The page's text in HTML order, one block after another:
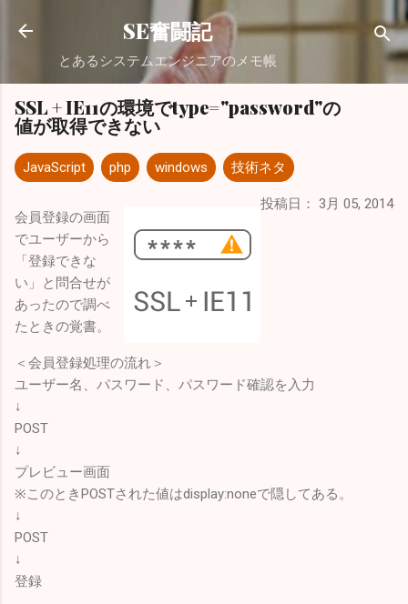
スキップしてメイン コンテンツに移動
SE奮闘記
とあるシステムエンジニアのメモ帳
SSL + IE11の環境でtype="password"の
値が取得できない
JavaScript php windows 技術ネタ
投稿日： 3月 05, 2014
会員登録の画面
でユーザーから
「登録できな
い」と問合せが
あったので調べ
たときの覚書。
＜会員登録処理の流れ＞
ユーザー名、パスワード、パスワード確認を入力
↓
POST
↓
プレビュー画面
※このときPOSTされた値はdisplay:noneで隠してある。
↓
POST
↓
登録